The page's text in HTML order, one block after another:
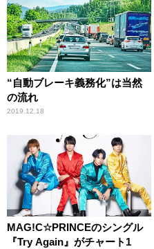
“自動ブレーキ義務化”は当然
の流れ
2019.12.18
MAG!C☆PRINCEのシングル
『Try Again』がチャート1